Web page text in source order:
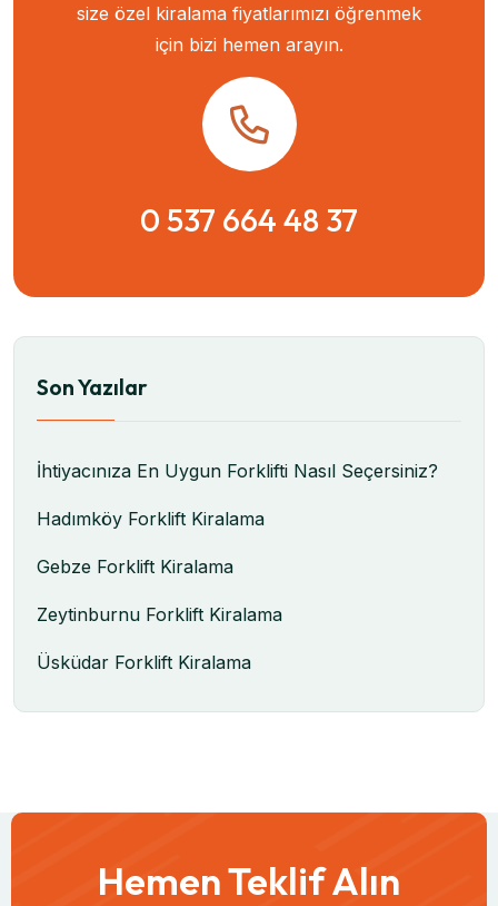
size özel kiralama fiyatlarımızı öğrenmek
için bizi hemen arayın.
0 537 664 48 37
Son Yazılar
İhtiyacınıza En Uygun Forklifti Nasıl Seçersiniz?
Hadımköy Forklift Kiralama
Gebze Forklift Kiralama
Zeytinburnu Forklift Kiralama
Üsküdar Forklift Kiralama
Hemen Teklif Alın